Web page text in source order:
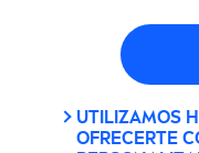
UTILIZAMOS
OFRECERTE